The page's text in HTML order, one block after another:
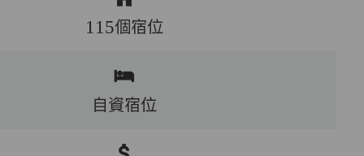
115個宿位
自資宿位